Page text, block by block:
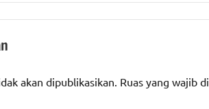
akan dipublikasikan. Ruas yang wajib